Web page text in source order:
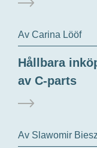
Av Carina Lööf
Hållbara
av C-parts
Av Slawomir